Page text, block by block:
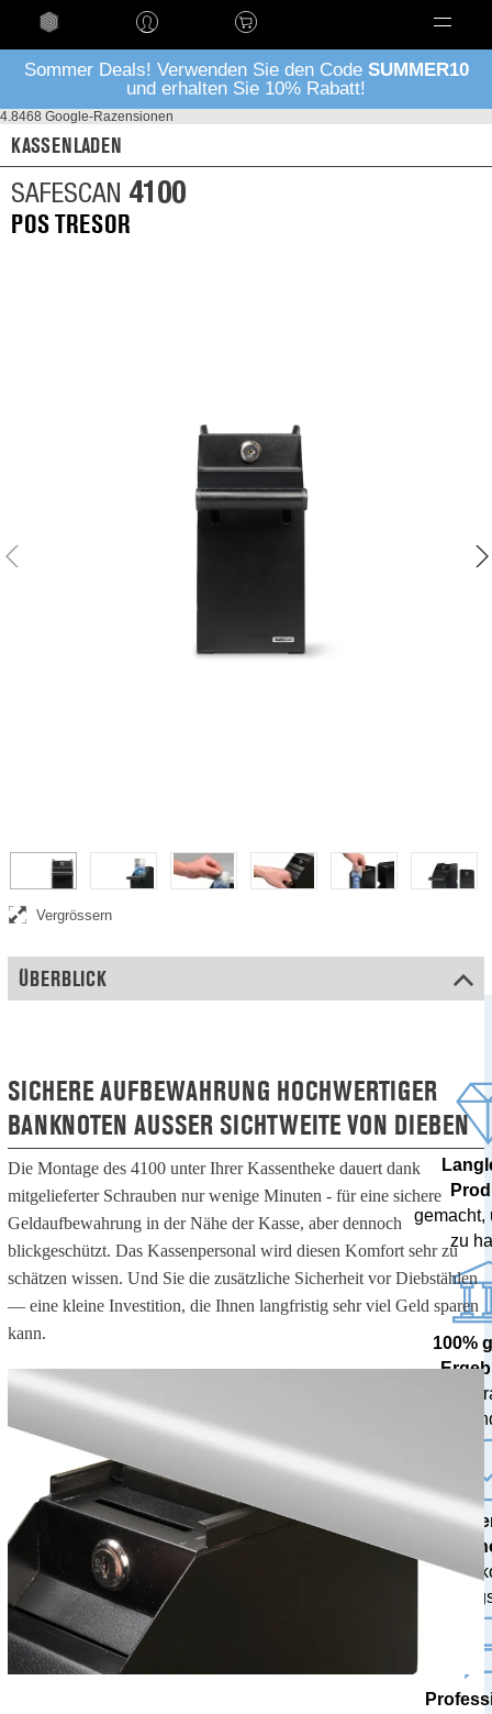
Sommer Deals! Verwenden Sie den Code SUMMER10
und erhalten Sie 10% Rabatt!
4.8468 Google-Razensionen
KASSENLADEN
SAFESCAN 4100
POS TRESOR
Vergrössern
ÜBERBLICK
SICHERE AUFBEWAHRUNG HOCHWERTIGER
BANKNOTEN AUSSER SICHTWEITE VON DIEBEN
Die Montage des 4100 unter Ihrer Kassentheke dauert dank
mitgelieferter Schrauben nur wenige Minuten - für eine sichere
Geldaufbewahrung in der Nähe der Kasse, aber dennoch
blickgeschützt. Das Kassenpersonal wird diesen Komfort sehr zu
schätzen wissen. Und Sie die zusätzliche Sicherheit vor Diebstählen
— eine kleine Investition, die Ihnen langfristig sehr viel Geld sparen
kann.
gemacht,
zu
100%
von
getestet
inklusive